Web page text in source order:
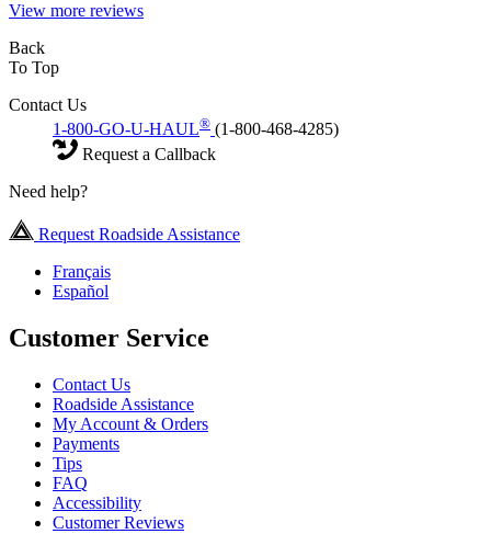
View more reviews
Back
To Top
Contact Us
1-800-GO-U-HAUL® (1-800-468-4285)
Request a Callback
Need help?
Request Roadside Assistance
Français
Español
Customer Service
Contact Us
Roadside Assistance
My Account & Orders
Payments
Tips
FAQ
Accessibility
Customer Reviews